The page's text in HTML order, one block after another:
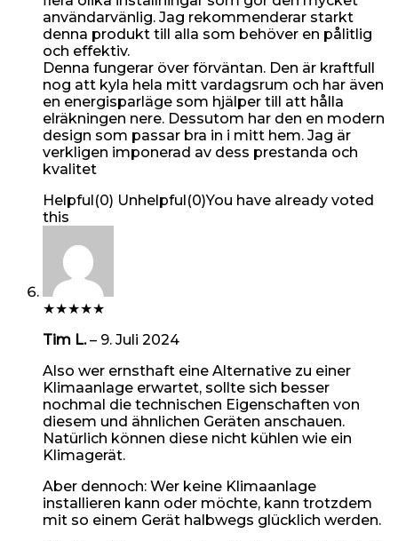
användarvänlig. Jag rekommenderar starkt
denna produkt till alla som behöver en pålitlig
och effektiv.
Denna fungerar över förväntan. Den är kraftfull
nog att kyla hela mitt vardagsrum och har även
en energisparläge som hjälper till att hålla
elräkningen nere. Dessutom har den en modern
design som passar bra in i mitt hem. Jag är
verkligen imponerad av dess prestanda och
kvalitet
Helpful(0) Unhelpful(0)You have already voted
this
★★★★★
Tim L.– 9. Juli 2024
Also wer ernsthaft eine Alternative zu einer
Klimaanlage erwartet, sollte sich besser
nochmal die technischen Eigenschaften von
diesem und ähnlichen Geräten anschauen.
Natürlich können diese nicht kühlen wie ein
Klimagerät.
Aber dennoch: Wer keine Klimaanlage
installieren kann oder möchte, kann trotzdem
mit so einem Gerät halbwegs glücklich werden.